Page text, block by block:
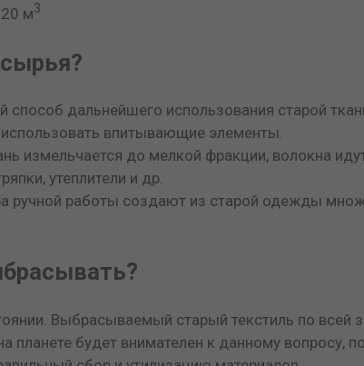
м3
дальнейшего использования старой
впитывающие элементы.
измельчается до мелкой фракции, волокна
утеплители и др.
ручной работы создают из старой одежды
Выбрасываемый старый текстиль по
планете будет внимателен к данному